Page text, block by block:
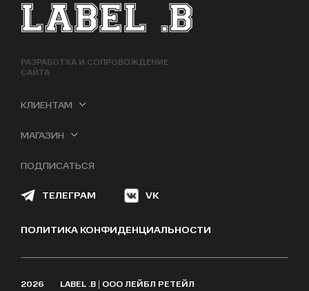
ФУТЕР САЙТА
РАЗРАБОТКА И СОПРОВОЖДЕНИЕ
САЙТА
КЛИЕНТАМ
МАГАЗИН
ПОДПИСАТЬСЯ
ТЕЛЕГРАМ VK
2026 LABEL .B | ООО ЛЕЙБЛ РЕТЕЙЛ
ПОЛИТИКА КОНФИДЕНЦИАЛЬНОСТИ